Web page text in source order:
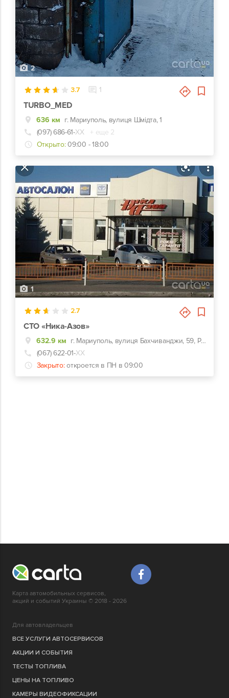
2
3.7 1
TURBO_MED
636 км г. Мариуполь, вулиця Шмідта, 1
(097) 686-61-ХХ
+ еще 2
Открыто: 09:00 - 18:00
1
2.7
СТО «Ника-Азов»
632.9 км
г. Мариуполь, вулиця Бахчиванджи, 59, Рядом с СЭС
(067) 622-01-ХХ
Закрыто: откроется в ПН в 09:00
Карта автомобильных сервисов,
акций и событий Украины © 2018 - 2026
Для автовладельцев
ВСЕ УСЛУГИ АВТОСЕРВИСОВ
АКЦИИ И СОБЫТИЯ
ТЕСТЫ ТОПЛИВА
ЦЕНЫ НА ТОПЛИВО
КАМЕРЫ ВИДЕОФИКСАЦИИ